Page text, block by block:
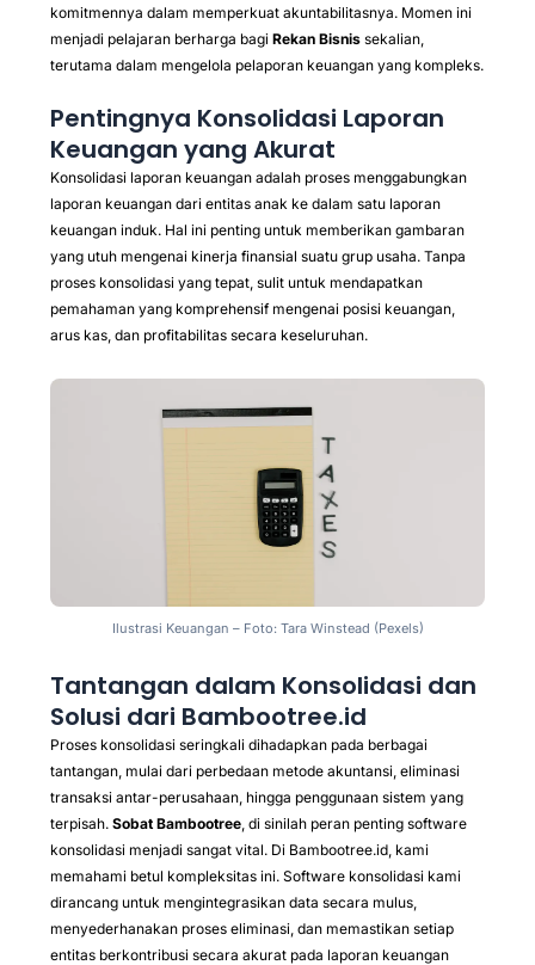
komitmennya dalam memperkuat akuntabilitasnya. Momen ini
menjadi pelajaran berharga bagi Rekan Bisnis sekalian,
terutama dalam mengelola pelaporan keuangan yang kompleks.
Pentingnya Konsolidasi Laporan
Keuangan yang Akurat
Konsolidasi laporan keuangan adalah proses menggabungkan
laporan keuangan dari entitas anak ke dalam satu laporan
keuangan induk. Hal ini penting untuk memberikan gambaran
yang utuh mengenai kinerja finansial suatu grup usaha. Tanpa
proses konsolidasi yang tepat, sulit untuk mendapatkan
pemahaman yang komprehensif mengenai posisi keuangan,
arus kas, dan profitabilitas secara keseluruhan.
Ilustrasi Keuangan – Foto: Tara Winstead (Pexels)
Tantangan dalam Konsolidasi dan
Solusi dari Bambootree.id
Proses konsolidasi seringkali dihadapkan pada berbagai
tantangan, mulai dari perbedaan metode akuntansi, eliminasi
transaksi antar-perusahaan, hingga penggunaan sistem yang
terpisah. Sobat Bambootree , di sinilah peran penting software
konsolidasi menjadi sangat vital. Di Bambootree.id, kami
memahami betul kompleksitas ini. Software konsolidasi kami
dirancang untuk mengintegrasikan data secara mulus,
menyederhanakan proses eliminasi, dan memastikan setiap
entitas berkontribusi secara akurat pada laporan keuangan